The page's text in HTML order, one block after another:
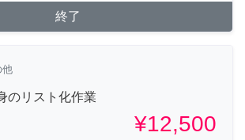
終了
他
のリスト化作業
¥12,500